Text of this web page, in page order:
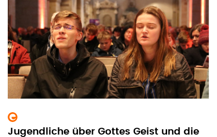
Jugendliche über Gottes Geist und die